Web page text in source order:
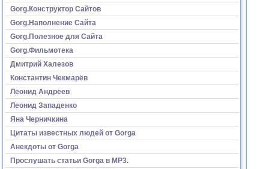
Gorg.Конструктор Сайтов
Gorg.Наполнение Сайта
Gorg.Полезное для Сайта
Gorg.Фильмотека
Дмитрий Халезов
Константин Чекмарёв
Леонид Андреев
Леонид Западенко
Яна Черничкина
Цитаты известных людей от Gorga
Анекдоты от Gorga
Прослушать статьи Gorga в МР3.